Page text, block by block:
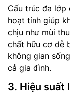
Cấu trúc đa lớp
hoạt tính giúp
chịu như mùi
chất hữu cơ dễ
không gian
cả gia đình.
3. Hiệu suất